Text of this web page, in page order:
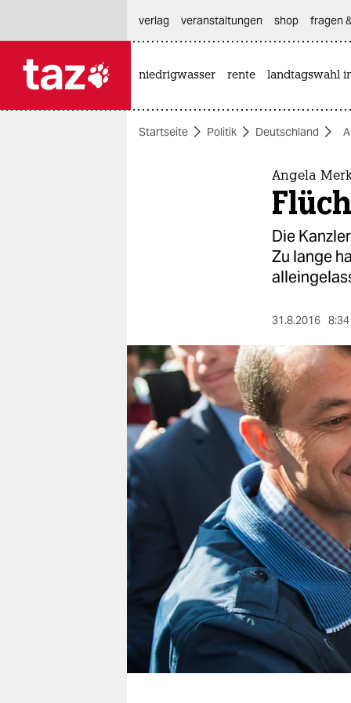
themen
berlin
nord
wahrheit
verlag
veranstaltungen
fragen & hilfe
unterstützen
abo
genossenschaft
verlag
veranstaltungen shop fragen
niedrigwasser rente landtagswahl
Startseite Politik Deutschland
Angela
Die
Zu lange
31.8.2016